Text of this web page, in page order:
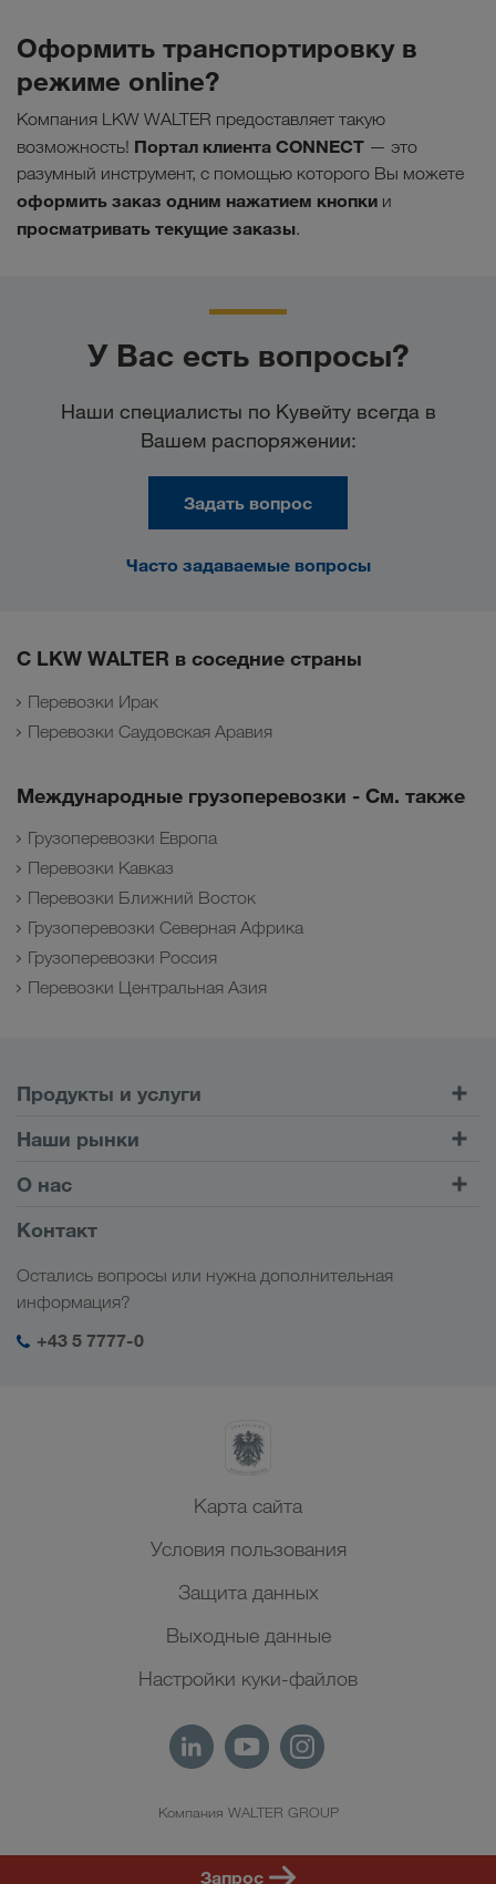
Оформить транспортировку в
режиме online?
Компания LKW WALTER предоставляет такую ​​
возможность! Портал клиента CONNECT — это
разумный инструмент, с помощью которого Вы можете
оформить заказ одним нажатием кнопки и
просматривать текущие заказы.
У Вас есть вопросы?
Наши специалисты по Кувейту всегда в
Вашем распоряжении:
Задать вопрос
Часто задаваемые вопросы
С LKW WALTER в соседние страны
Перевозки Ирак
Перевозки Саудовская Аравия
Международные грузоперевозки - См. также
Грузоперевозки Европа
Перевозки Кавказ
Перевозки Ближний Восток
Грузоперевозки Северная Африка
Грузоперевозки Россия
Перевозки Центральная Азия
Запрос
Продукты и услуги
Автомобильные перевозки
Клиентский портал CONNECT
Цифровые решения
Мой вход в систему LKW WALTER
Наши рынки
Европа
Кавказ
Центральная Азия
Ближний Восток
Северная Африка
О нас
Информация о компании
Социальная ответственность
Контакт
Остались вопросы или нужна дополнительная
информация?
+43 5 7777-0
Карта сайта
Условия пользования
Защита данных
Выходные данные
Настройки куки-файлов
Компания WALTER GROUP